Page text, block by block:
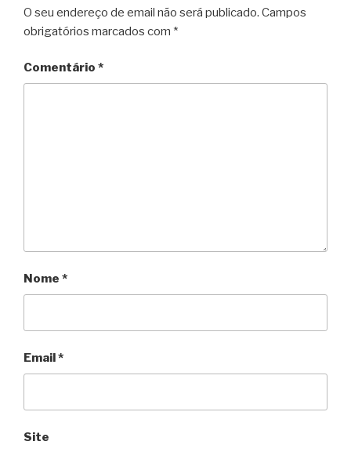
O seu endereço de email não será publicado. Campos
obrigatórios marcados com *
Comentário *
Nome *
Email*
Site